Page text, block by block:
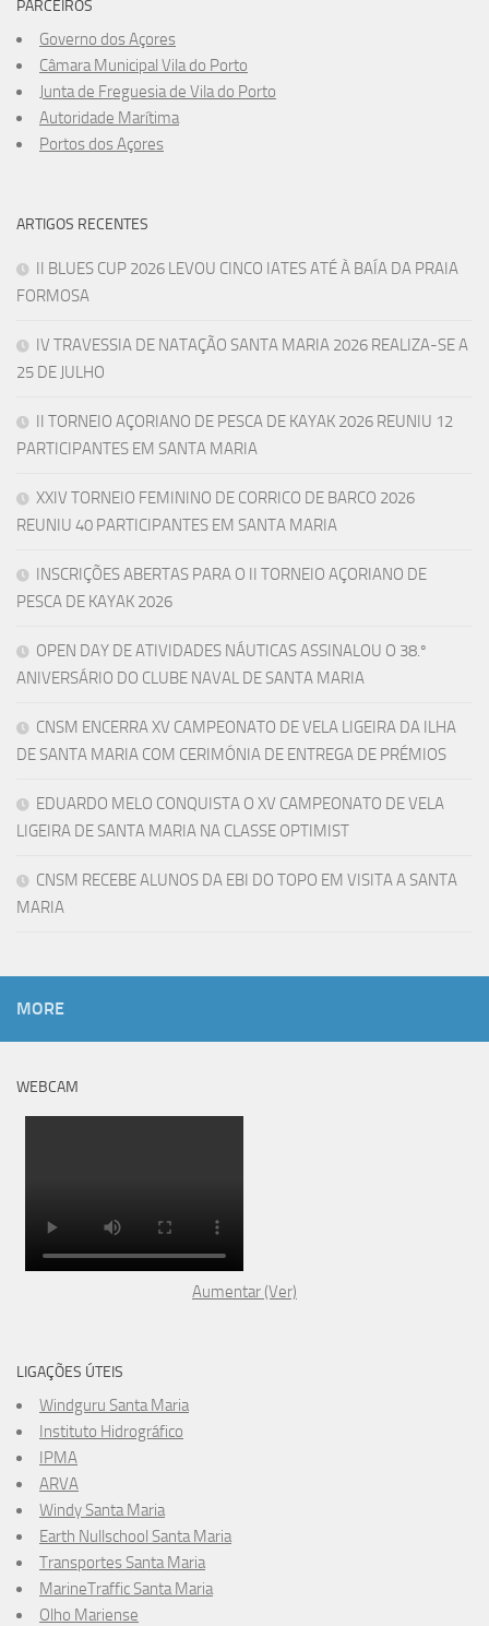
PARCEIROS
Governo dos Açores
Câmara Municipal Vila do Porto
Junta de Freguesia de Vila do Porto
Autoridade Marítima
Portos dos Açores
ARTIGOS RECENTES
II BLUES CUP 2026 LEVOU CINCO IATES ATÉ À BAÍA DA PRAIA
FORMOSA
IV TRAVESSIA DE NATAÇÃO SANTA MARIA 2026 REALIZA-SE A
25 DE JULHO
II TORNEIO AÇORIANO DE PESCA DE KAYAK 2026 REUNIU 12
PARTICIPANTES EM SANTA MARIA
XXIV TORNEIO FEMININO DE CORRICO DE BARCO 2026
REUNIU 40 PARTICIPANTES EM SANTA MARIA
INSCRIÇÕES ABERTAS PARA O II TORNEIO AÇORIANO DE
PESCA DE KAYAK 2026
OPEN DAY DE ATIVIDADES NÁUTICAS ASSINALOU O 38.º
ANIVERSÁRIO DO CLUBE NAVAL DE SANTA MARIA
CNSM ENCERRA XV CAMPEONATO DE VELA LIGEIRA DA ILHA
DE SANTA MARIA COM CERIMÓNIA DE ENTREGA DE PRÉMIOS
EDUARDO MELO CONQUISTA O XV CAMPEONATO DE VELA
LIGEIRA DE SANTA MARIA NA CLASSE OPTIMIST
CNSM RECEBE ALUNOS DA EBI DO TOPO EM VISITA A SANTA
MARIA
MORE
WEBCAM
Aumentar (Ver)
LIGAÇÕES ÚTEIS
Windguru Santa Maria
Instituto Hidrográfico
IPMA
ARVA
Windy Santa Maria
Earth Nullschool Santa Maria
Transportes Santa Maria
MarineTraffic Santa Maria
Olho Mariense